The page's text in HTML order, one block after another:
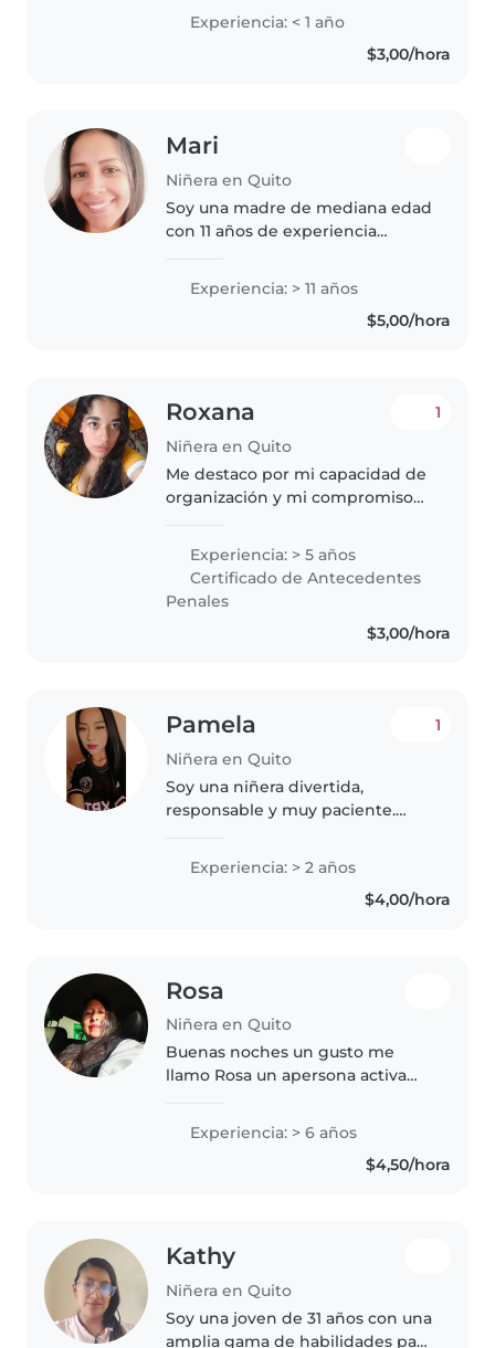
oportunidad de acompañar el
crecimiento de sus hijos
brindándoles un entorno seguro,
Experiencia: < 1 año
$3,00/hora
Mari
Niñera en Quito
Soy una madre de mediana edad
con 11 años de experiencia
edades, desde bebés hasta
adolescentes. Soy una persona
Experiencia: > 11 años
$5,00/hora
Roxana
Niñera en Quito
1
Me destaco por mi capacidad de
organización y mi compromiso
de los niños. Me considero una
persona proactiva, capaz de
generar actividades lúdicas y..
Experiencia: > 5 años
Certificado de Antecedentes
Penales
$3,00/hora
Pamela
Niñera en Quito
1
Soy una niñera divertida,
responsable y muy paciente.
niños con autismo. Me encanta
crear un ambiente seguro,
Experiencia: > 2 años
$4,00/hora
Rosa
Niñera en Quito
Buenas noches un gusto me
llamo Rosa un apersona activa
con niños porq ellos son muy
dulces les jugar y son muy
Experiencia: > 6 años
$4,50/hora
Kathy
Niñera en Quito
Soy una joven de 31 años con una
amplia gama de habilidades para